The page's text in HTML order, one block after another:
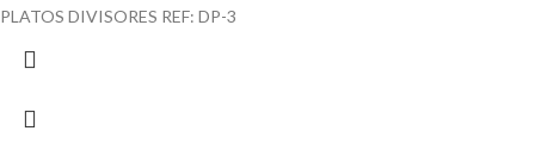
PLATOS DIVISORES REF: DP-3